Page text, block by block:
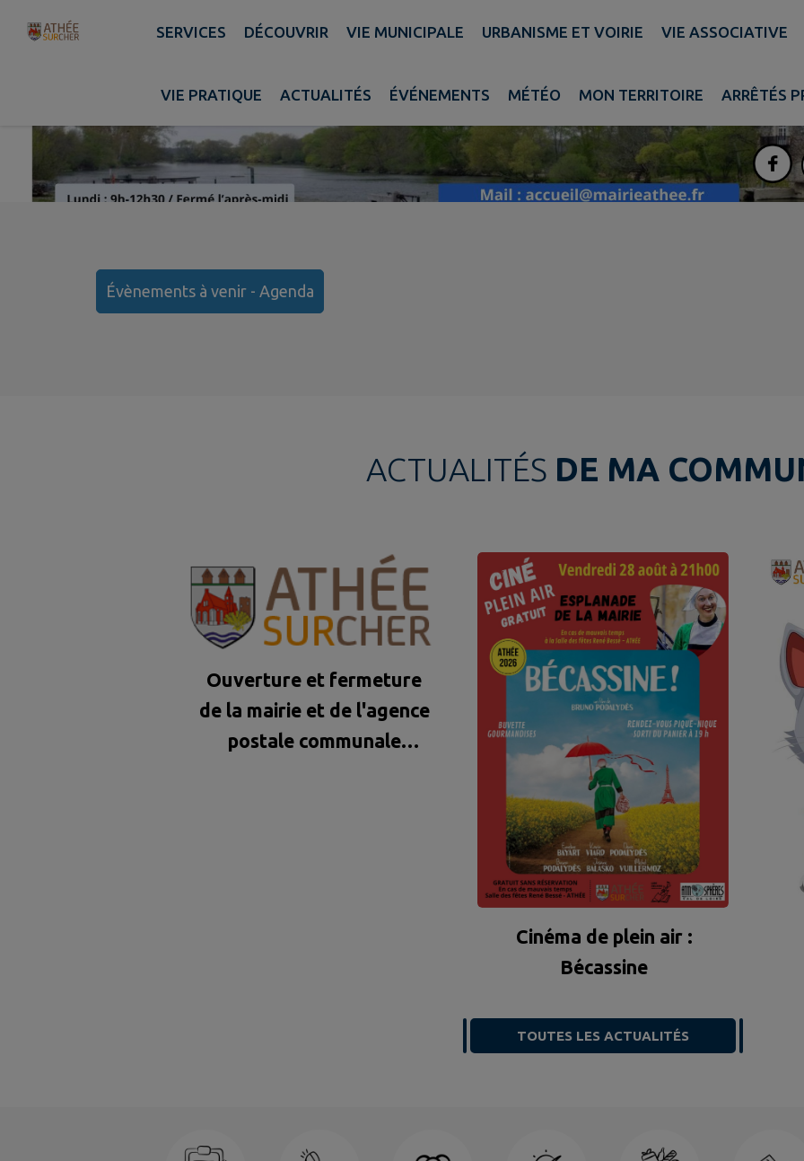
Contenu Recherche Pied de page
SERVICES DÉCOUVRIR VIE MUNICIPALE URBANISME ET VOIRIE VIE ASSOCIATIVE
VIE PRATIQUE ACTUALITÉS ÉVÉNEMENTS MÉTÉO MON TERRITOIRE ARRÊTÉS
Évènements à venir - Agenda
ACTUALITÉS DE MA
Ouverture et fermeture
de la mairie et de l'agence
postale communale
Cinéma de plein air :
Bécassine
TOUTES LES ACTUALITÉS